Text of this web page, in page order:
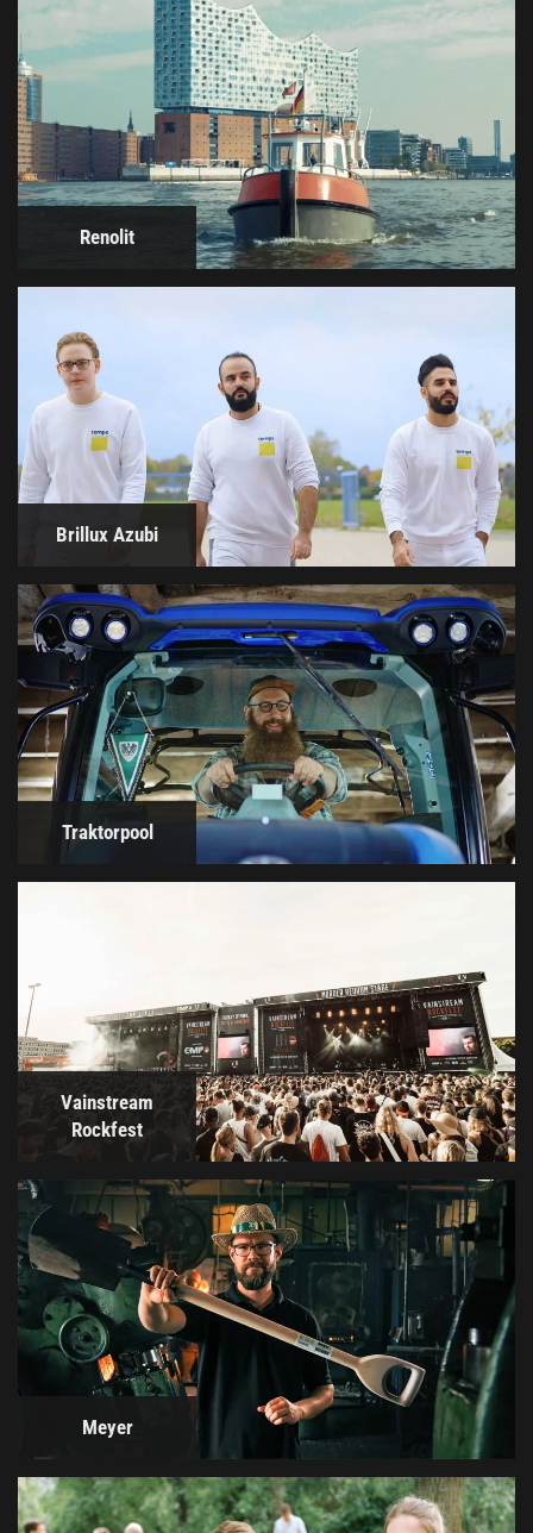
Renolit
Brillux Azubi
Traktorpool
Vainstream
Rockfest
Meyer